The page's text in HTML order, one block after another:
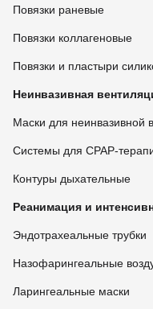
Повязки раневые
Повязки коллагеновые
Повязки и пластыри
Неинвазивная
Маски для неинвазивной
Системы для CPAP-
Контуры дыхательные
Реанимация и
Эндотрахеальные трубки
Назофарингеальные
Ларингеальные маски